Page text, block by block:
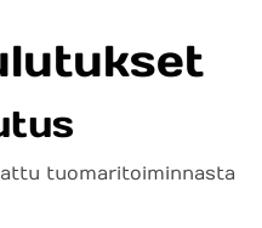
tuomaritoiminnasta